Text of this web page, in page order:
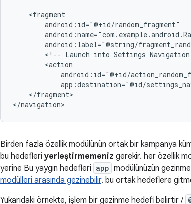
android:label="@string/
<!-- Launch into Settings Navigation
app:destination="@id/
</fragment>
Birden fazla özellik modülünün ortak bir kampanya
bu hedefleri yerleştirmemeniz gerekir. her özellik
yerine Bu yaygın hedefleri app modülünüzün
modülleri arasında gezinebilir. bu ortak hedeflere
Yukarıdaki örnekte, işlem bir gezinme hedefi belirtir /